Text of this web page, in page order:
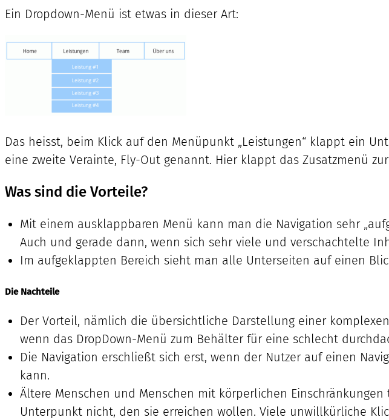
Ein Dropdown-Menü ist etwas in dieser Art:
Das heisst, beim Klick auf den Menüpunkt „Leistungen“ klappt ein
eine zweite Verainte, Fly-Out genannt. Hier klappt das Zusatzmenü
Was sind die Vorteile?
Mit einem ausklappbaren Menü kann man die Navigation sehr
Auch und gerade dann, wenn sich sehr viele und verschachtelte
Im aufgeklappten Bereich sieht man alle Unterseiten auf einen
Die Nachteile
Der Vorteil, nämlich die übersichtliche Darstellung einer
wenn das DropDown-Menü zum Behälter für eine schlecht
Die Navigation erschließt sich erst, wenn der Nutzer auf einen
kann.
Ältere Menschen und Menschen mit körperlichen
Unterpunkt nicht, den sie erreichen wollen. Viele unwillkürliche